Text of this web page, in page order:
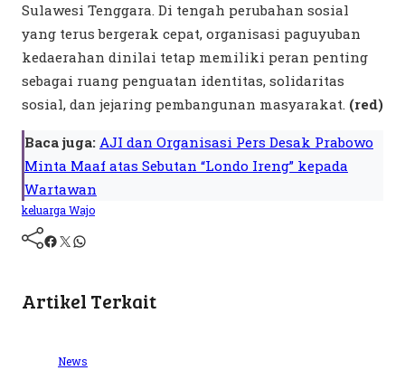
Sulawesi Tenggara. Di tengah perubahan sosial
yang terus bergerak cepat, organisasi paguyuban
kedaerahan dinilai tetap memiliki peran penting
sebagai ruang penguatan identitas, solidaritas
sosial, dan jejaring pembangunan masyarakat. (red)
Baca juga: AJI dan Organisasi Pers Desak Prabowo
Minta Maaf atas Sebutan “Londo Ireng” kepada
Wartawan
keluarga Wajo
Artikel Terkait
News